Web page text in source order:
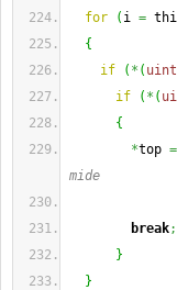
for
( i =
{
if
( * (
if
( * (
{
*top =
mide
4
break;
}
}